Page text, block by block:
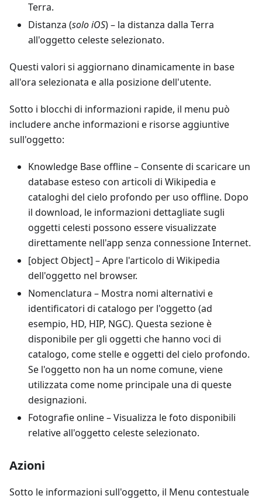
Terra.
Distanza (solo iOS) – la distanza dalla Terra
all'oggetto celeste selezionato.
Questi valori si aggiornano dinamicamente in base
all'ora selezionata e alla posizione dell'utente.
Sotto i blocchi di informazioni rapide, il menu può
includere anche informazioni e risorse aggiuntive
sull'oggetto:
Knowledge Base offline– Consente di scaricare un
database esteso con articoli di Wikipedia e
cataloghi del cielo profondo per uso offline. Dopo
il download, le informazioni dettagliate sugli
oggetti celesti possono essere visualizzate
direttamente nell'app senza connessione Internet.
[object Object] – Apre l'articolo di Wikipedia
dell'oggetto nel browser.
Nomenclatura – Mostra nomi alternativi e
identificatori di catalogo per l'oggetto (ad
esempio, HD, HIP, NGC). Questa sezione è
disponibile per gli oggetti che hanno voci di
catalogo, come stelle e oggetti del cielo profondo.
Se l'oggetto non ha un nome comune, viene
utilizzata come nome principale una di queste
designazioni.
Fotografie online– Visualizza le foto disponibili
relative all'oggetto celeste selezionato.
Azioni
Sotto le informazioni sull'oggetto, il Menu contestuale